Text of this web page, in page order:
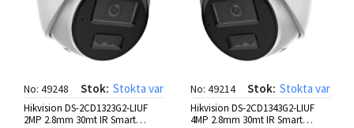
No: 49248 Stok: Stokta var
Hikvision DS-2CD1323G2-LIUF
2MP 2.8mm 30mt IR Smart
No: 49214 Stok: Stokta var
Hikvision DS-2CD1343G2-LIUF
4MP 2.8mm 30mt IR Smart